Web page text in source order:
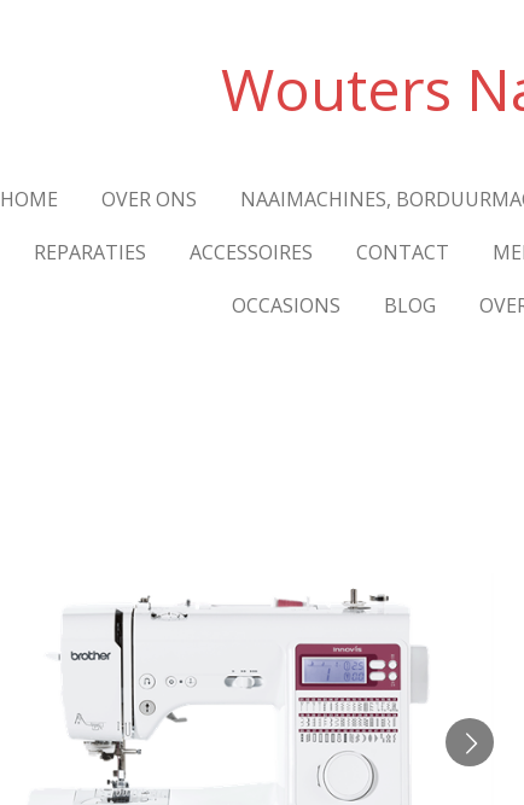
Wouters
HOME OVER ONS
NAAIMACHINES,
REPARATIES
ACCESSOIRES CONTACT
OCCASIONS
BLOG